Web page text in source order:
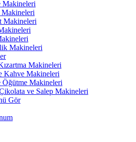
Makineleri
Makineleri
Makineleri
Makineleri
Kahve Makineleri
Öğütme Makineleri
ve Salep Makineleri
Gör